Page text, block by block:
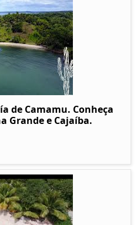
de Camamu. Conheça
Grande e Cajaíba.